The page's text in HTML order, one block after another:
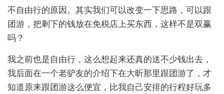
不自由行的原因。其实我们可以改变一下思路，可以跟
团游，把剩下的钱放在免税店上买东西，这样不是双赢
吗？
我之前也是自由行，这么想起来还真的送不少钱出去，
我后面在一个老驴友的介绍下在大昕那里跟团游了，才
知道原来跟团游这么便宜，比我自己安排的行程好玩多